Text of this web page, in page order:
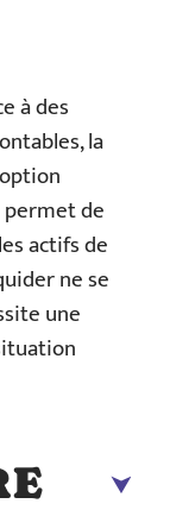
à des
la
permet de
actifs de
ne se
une